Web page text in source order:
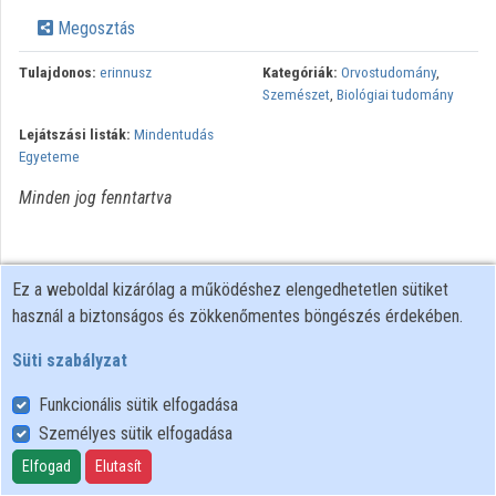
Közreműködők
Megosztás
Tulajdonos: erinnusz Kategóriák: Orvostudomány,
Szemészet, Biológiai tudomány
Lejátszási listák: Mindentudás
Egyeteme
Minden jog fenntartva
Felhasználói szabályzat
Adatkezelési tájékoztató
Süti szabályzat
Ez a weboldal kizárólag a működéshez elengedhetetlen sütiket
használ a biztonságos és zökkenőmentes böngészés érdekében.
Süti szabályzat
Funkcionális sütik elfogadása
Személyes sütik elfogadása
Elfogad Elutasít